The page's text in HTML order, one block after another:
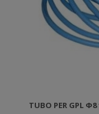
TUBO PER GPL Φ8